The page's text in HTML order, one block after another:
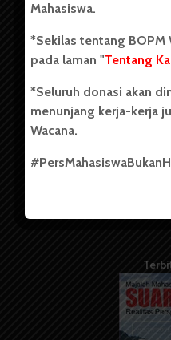
Kontribusi
Info Iklan
Pedoman Media Siber
Kode Etik Jurnalistik
Mahasiswa.
*Sekilas tentang BOPM
pada laman "Tentang
*Seluruh donasi akan
menunjang kerja-kerja
Wacana.